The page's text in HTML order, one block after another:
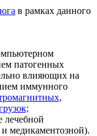
в рамках данного
патогенных
влияющих на
иммунного
лечебной
медикаментозной).